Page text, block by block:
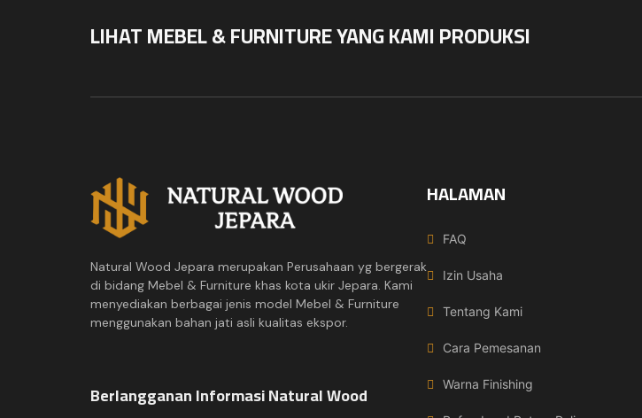
LIHAT MEBEL & FURNITURE YANG KAMI PRODUKSI
Natural Wood Jepara merupakan Perusahaan yg bergerak
di bidang Mebel & Furniture khas kota ukir Jepara. Kami
menyediakan berbagai jenis model Mebel & Furniture
menggunakan bahan jati asli kualitas ekspor.
Berlangganan Informasi Natural Wood
HALAMAN
FAQ
Izin Usaha
Tentang Kami
Cara Pemesanan
Warna Finishing